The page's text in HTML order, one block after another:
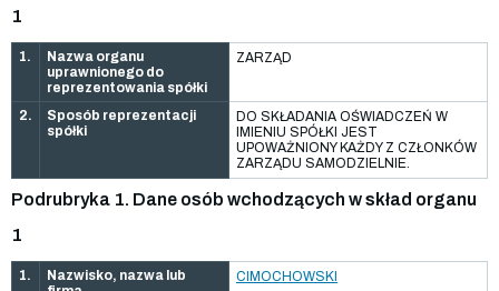
1
1.
Nazwa organu
uprawnionego do
reprezentowania spółki
ZARZĄD
2.
Sposób reprezentacji
spółki
DO SKŁADANIA OŚWIADCZEŃ W
IMIENIU SPÓŁKI JEST
UPOWAŻNIONY KAŻDY Z CZŁONKÓW
ZARZĄDU SAMODZIELNIE.
Podrubryka 1. Dane osób wchodzących w skład organu
1
1.
Nazwisko, nazwa lub
CIMOCHOWSKI